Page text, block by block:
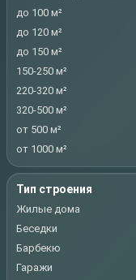
до 100 м²
до 120 м²
до 150 м²
150-250 м²
220-320 м²
320-500 м²
от 500 м²
от 1000 м²
Тип строения
Жилые дома
Беседки
Барбекю
Гаражи